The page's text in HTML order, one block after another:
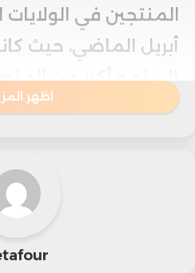
المنتجين في
أبريل الماضي، حيث
إلى نمو أكبر من
شهري، ولكن المراجعة
في الولايات المتحدة.
اظهر